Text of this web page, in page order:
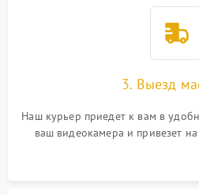
3. Выезд
Наш курьер приедет к вам в
ваш видеокамера и привезет